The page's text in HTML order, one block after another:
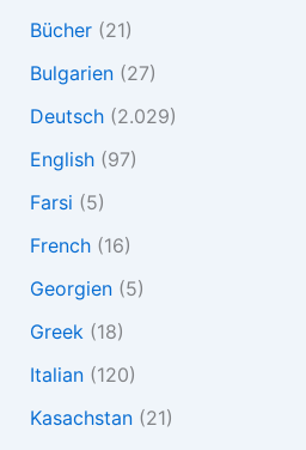
Bücher(21)
Bulgarien(27)
Deutsch(2.029)
English(97)
Farsi (5)
French(16)
Georgien(5)
Greek (18)
Italian(120)
Kasachstan(21)